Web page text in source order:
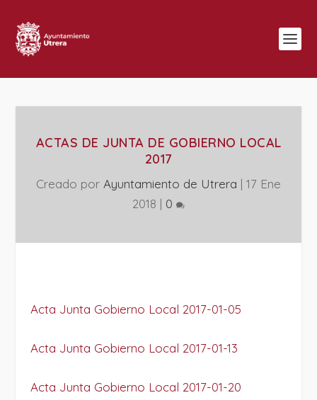
ACTAS DE JUNTA DE GOBIERNO LOCAL
2017
Creado por Ayuntamiento de Utrera | 17 Ene
2018 | 0
Acta Junta Gobierno Local 2017-01-05
Acta Junta Gobierno Local 2017-01-13
Acta Junta Gobierno Local 2017-01-20